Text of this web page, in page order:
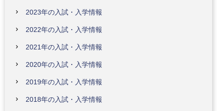
2023年の入試・入学情報
2022年の入試・入学情報
2021年の入試・入学情報
2020年の入試・入学情報
2019年の入試・入学情報
2018年の入試・入学情報